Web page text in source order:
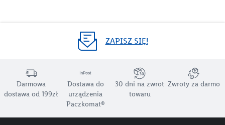
ZAPISZ SIĘ!
Darmowa
dostawa od 199zł
Dostawa do
urządzenia
Paczkomat®
30 dni na zwrot
towaru
Zwroty za darmo